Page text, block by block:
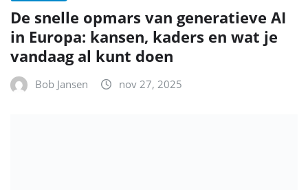
De snelle opmars van generatieve AI
in Europa: kansen, kaders en wat je
vandaag al kunt doen
Bob Jansen nov 27, 2025